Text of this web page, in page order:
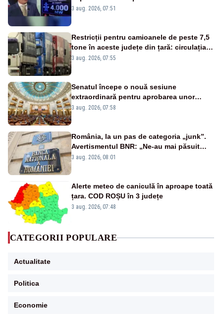
alarmă tras de un expert în energie
3 aug. 2026, 07:51
Restricții pentru camioanele de peste 7,5
tone în aceste județe din țară: circulația
este interzisă luni, între orele 12:00 și
3 aug. 2026, 07:55
Senatul începe o nouă sesiune
extraordinară pentru aprobarea unor
jaloane din PNRR
3 aug. 2026, 07:58
România, la un pas de categoria „junk”.
Avertismentul BNR: „Ne-au mai păsuit
pentru câteva luni”
3 aug. 2026, 08:01
Alerte meteo de caniculă în aproape toată
țara. COD ROȘU în 3 județe
3 aug. 2026, 07:48
CATEGORII POPULARE
Actualitate
Politica
Economie